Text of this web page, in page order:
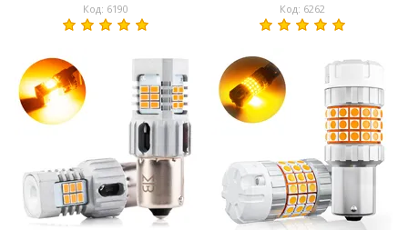
Код: 6190 Код: 6262